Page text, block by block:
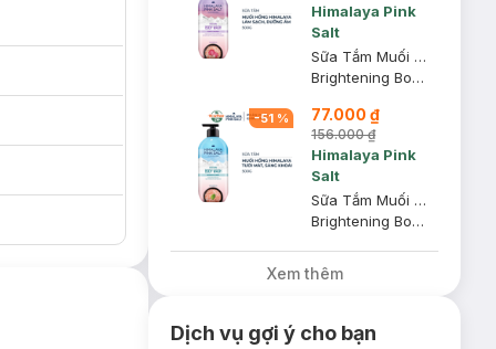
Himalaya Pink
Salt
Sữa Tắm Muối Hồng Himalaya Pink Salt Làm Sạch, Dưỡng Ẩm 500g
Brightening Body Wash - Purify & Nourish
-51 % 77.000 ₫
156.000 ₫
Himalaya Pink
Salt
Sữa Tắm Muối Hồng Himalaya Pink Salt Tươi Mát, Sảng Khoái 500g
Brightening Body Wash - Refresh & Clarify
Xem thêm
Dịch vụ gợi ý cho bạn